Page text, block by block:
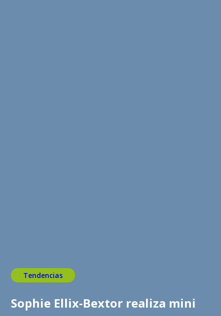
Tendencias
Sophie Ellix-Bextor realiza mini